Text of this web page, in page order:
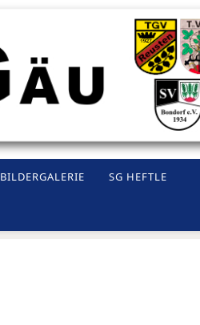
BILDERGALERIE SG HEFTLE